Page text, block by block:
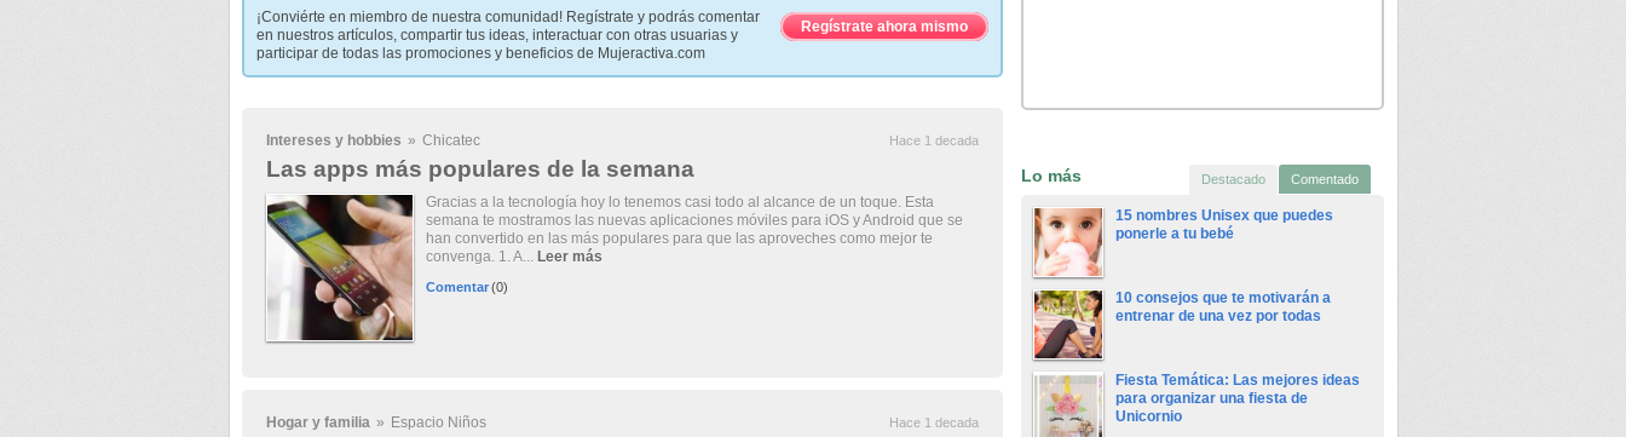
¡Conviérte en miembro de nuestra comunidad! Regístrate y podrás comentar
en nuestros artículos, compartir tus ideas, interactuar con otras usuarias y
participar de todas las promociones y beneficios de Mujeractiva.com
Regístrate ahora mismo
Intereses y hobbies » Chicatec Hace 1 decada
Las apps más populares de la semana
Gracias a la tecnología hoy lo tenemos casi todo al alcance de un toque. Esta
semana te mostramos las nuevas aplicaciones móviles para iOS y Android que se
han convertido en las más populares para que las aproveches como mejor te
convenga. 1. A... Leer más
Comentar (0)
Hogar y familia » Espacio Niños Hace 1 decada
Lo más Destacado Comentado
15 nombres Unisex que puedes
ponerle a tu bebé
10 consejos que te motivarán a
entrenar de una vez por todas
Fiesta Temática: Las mejores ideas
para organizar una fiesta de
Unicornio